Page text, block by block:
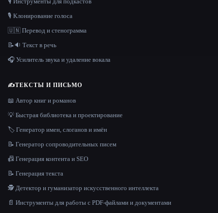
🎙️ Клонирование голоса
🇺🇳 Перевод и стенограмма
📝🔉 Текст в речь
🎧 Усилитель звука и удаление вокала
✍️ТЕКСТЫ И ПИСЬМО
📖 Автор книг и романов
💡 Быстрая библиотека и проектирование
🏷️ Генератор имен, слоганов и имён
📝 Генератор сопроводительных писем
📠 Генерация контента и SEO
📝 Генерация текста
🕵️ Детектор и гуманизатор искусственного интеллекта
📄 Инструменты для работы с PDF-файлами и документами